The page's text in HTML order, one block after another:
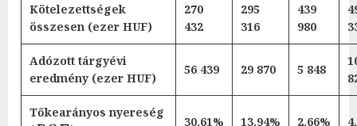
Kötelezettségek
összesen (ezer HUF)
270
432
295
316
439
980
Adózott tárgyévi
eredmény (ezer HUF)
56 439 29 870 5 848
Tőkearányos nyereség
30,61% 13,94% 2,66%